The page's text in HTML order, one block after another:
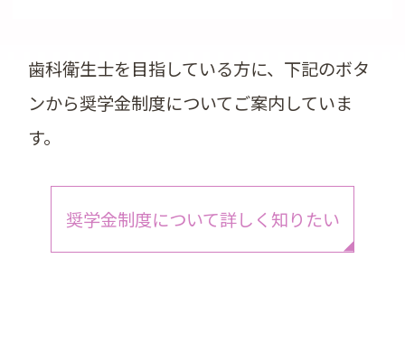
歯科衛生士を目指している方に、下記のボタ
ンから奨学金制度についてご案内していま
す。
奨学金制度について詳しく知りたい